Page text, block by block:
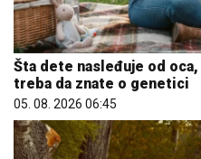
Šta dete nasleđuje od
treba da znate o genetici
05. 08. 2026 06:45